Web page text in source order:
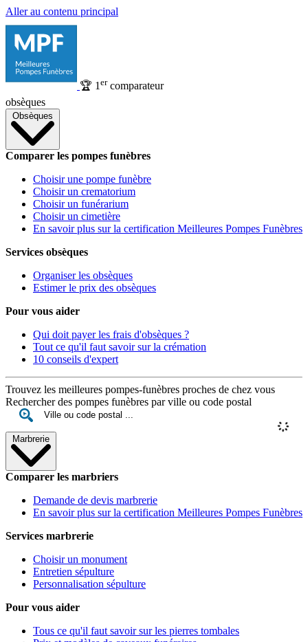
Aller au contenu principal
🏆 1 ercomparateur
obsèques
Obsèques
Comparer les pompes funèbres
Choisir une pompe funèbre
Choisir un crematorium
Choisir un funérarium
Choisir un cimetière
En savoir plus sur la certification Meilleures Pompes Funèbres
Services obsèques
Organiser les obsèques
Estimer le prix des obsèques
Pour vous aider
Qui doit payer les frais d'obsèques ?
Tout ce qu'il faut savoir sur la crémation
10 conseils d'expert
Trouvez les meilleures pompes-funèbres proches de chez vous
Rechercher des pompes funèbres par ville ou code postal
Marbrerie
Comparer les marbriers
Demande de devis marbrerie
En savoir plus sur la certification Meilleures Pompes Funèbres
Services marbrerie
Choisir un monument
Entretien sépulture
Personnalisation sépulture
Pour vous aider
Tous ce qu'il faut savoir sur les pierres tombales